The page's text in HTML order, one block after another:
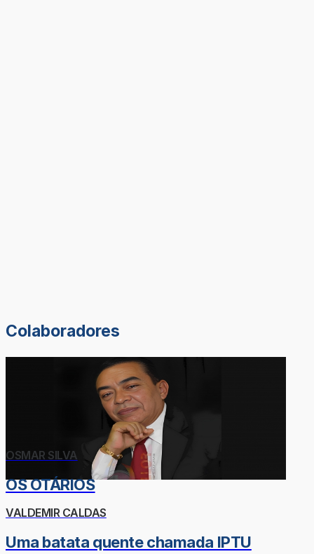
Colaboradores
OSMAR SILVA
OS OTÁRIOS
VALDEMIR CALDAS
Uma batata quente chamada IPTU